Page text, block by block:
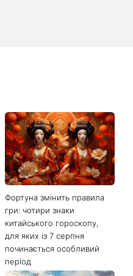
Фортуна змінить правила
гри: чотири знаки
китайського гороскопу,
для яких із 7 серпня
починається особливий
період